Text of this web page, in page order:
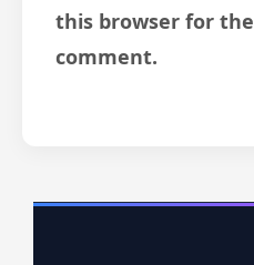
this browser for
comment.